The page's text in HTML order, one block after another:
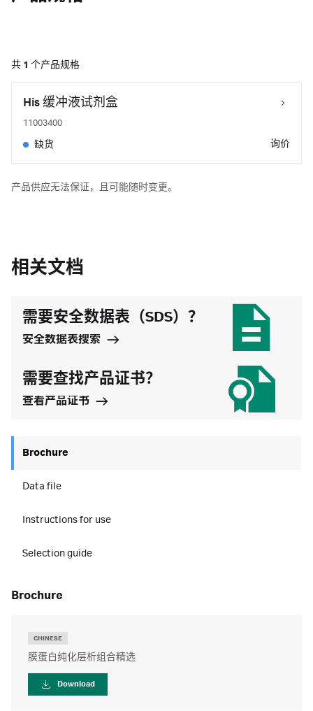
共 1 个产品规格
His 缓冲液试剂盒
11003400
缺货 询价
产品供应无法保证，且可能随时变更。
相关文档
需要安全数据表（SDS）？
安全数据表搜索
需要查找产品证书？
查看产品证书
Brochure
Data file
Instructions for use
Selection guide
brochure
CHINESE
膜蛋白纯化层析组合精选
Download